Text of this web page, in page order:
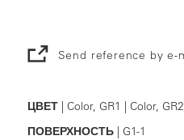
Send reference by e-
ЦВЕТ| Color, GR1 | Color,
ПОВЕРХНОСТЬ| G1-1